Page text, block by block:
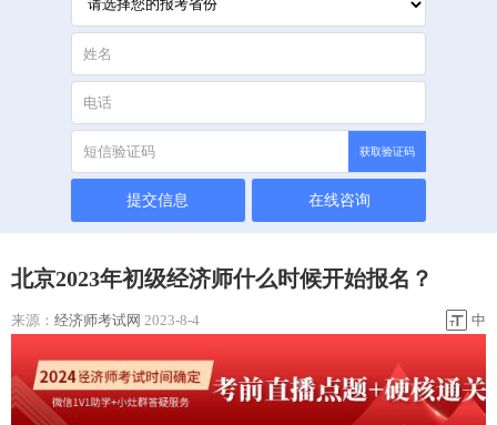
获取验证码
提交信息 在线咨询
北京2023年初级经济师什么时候开始报名？
来源： 经济师考试网 2023-8-4 中